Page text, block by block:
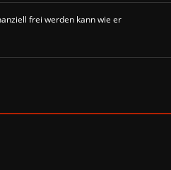
frei werden kann wie er